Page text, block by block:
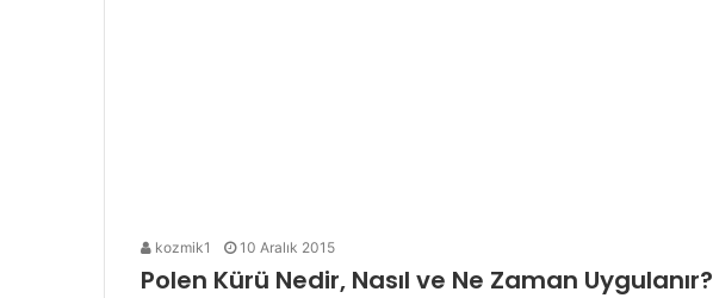
kozmik1 10 Aralık 2015
Polen Kürü Nedir, Nasıl ve Ne Zaman Uygulanır?